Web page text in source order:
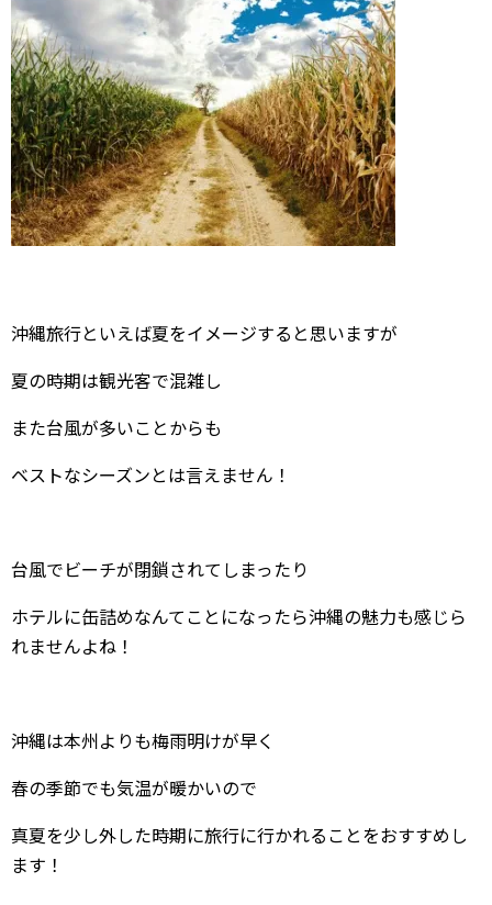
沖縄旅行といえば夏をイメージすると思いますが
夏の時期は観光客で混雑し
また台風が多いことからも
ベストなシーズンとは言えません！
台風でビーチが閉鎖されてしまったり
ホテルに缶詰めなんてことになったら沖縄の魅力も感じら
れませんよね！
沖縄は本州よりも梅雨明けが早く
春の季節でも気温が暖かいので
真夏を少し外した時期に旅行に行かれることをおすすめし
ます！